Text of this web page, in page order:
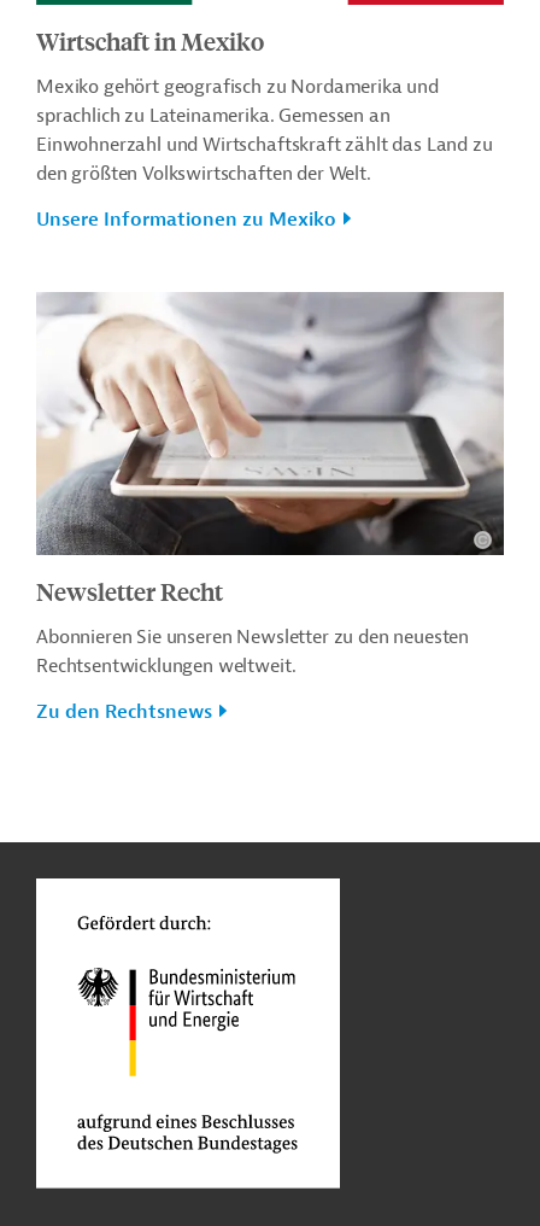
Wirtschaft in Mexiko
Mexiko gehört geografisch zu Nordamerika und
sprachlich zu Lateinamerika. Gemessen an
Einwohnerzahl und Wirtschaftskraft zählt das Land zu
den größten Volkswirtschaften der Welt.
Unsere Informationen zu Mexiko
Newsletter Recht
Abonnieren Sie unseren Newsletter zu den neuesten
Rechtsentwicklungen weltweit.
Zu den Rechtsnews